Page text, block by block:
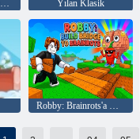
Sessizliğin Uyanışından Kaçış Yılan Klasik
Robby: Brainrots'a Köprü İnşa Edin